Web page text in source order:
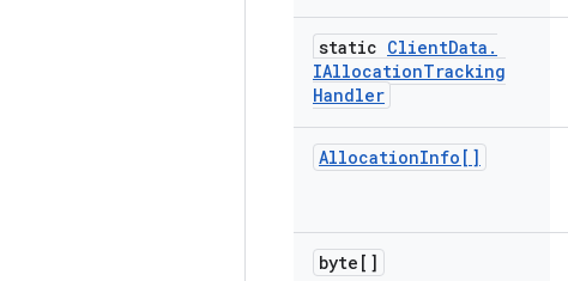
static ClientData .
IAllocationTracking
Handler
AllocationInfo[]
byte[]